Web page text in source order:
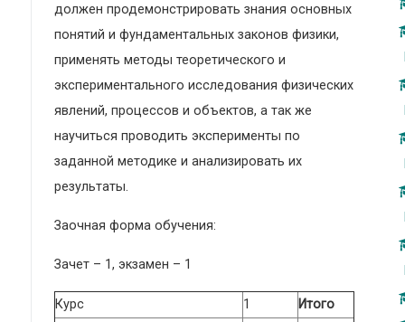
должен продемонстрировать знания основных
понятий и фундаментальных законов физики,
применять методы теоретического и
экспериментального исследования физических
явлений, процессов и объектов, а так же
научиться проводить эксперименты по
заданной методике и анализировать их
результаты.
Заочная форма обучения:
Зачет – 1, экзамен – 1
Курс 1 Итого